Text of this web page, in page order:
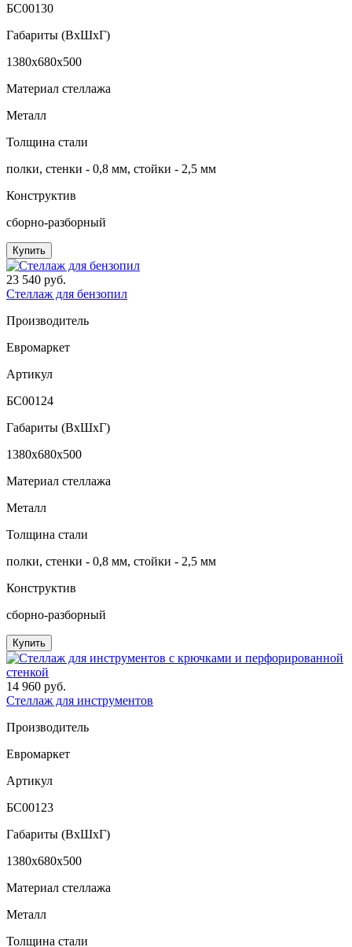
БС00130
Габариты (ВxШxГ)
1380x680x500
Материал стеллажа
Металл
Толщина стали
полки, стенки - 0,8 мм, стойки - 2,5 мм
Конструктив
сборно-разборный
Купить
23 540 руб.
Стеллаж для бензопил
Производитель
Евромаркет
Артикул
БС00124
Габариты (ВxШxГ)
1380x680x500
Материал стеллажа
Металл
Толщина стали
полĸи, стенĸи - 0,8 мм, стойĸи - 2,5 мм
Конструктив
сборно-разборный
Купить
14 960 руб.
Стеллаж для инструментов
Производитель
Евромаркет
Артикул
БС00123
Габариты (ВxШxГ)
1380x680x500
Материал стеллажа
Металл
Толщина стали